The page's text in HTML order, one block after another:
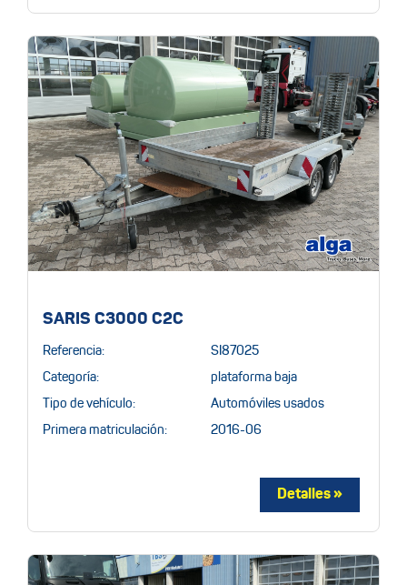
SARIS C3000 C2C
Referencia: SI87025
Categoría: plataforma baja
Tipo de vehículo: Automóviles usados
Primera matriculación: 2016-06